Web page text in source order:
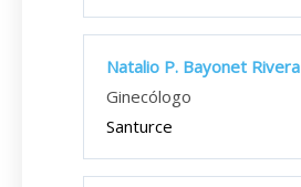
Natalio P. Bayonet Rivera
Ginecólogo
Santurce